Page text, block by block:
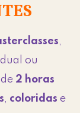
,
ou
2 horas
, coloridas e